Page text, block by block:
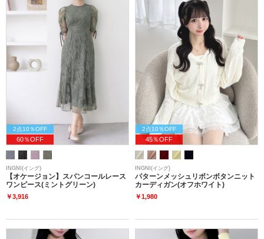
2点10％OFF
60％OFF
INGNI(イング)
【オケージョン】スパンコールレース
ワンピース(ミントグリーン)
￥3,916
2点10％OFF
45％OFF
INGNI(イング)
パターンメッシュリボンボタンニット
カーディガン(オフホワイト)
￥1,980